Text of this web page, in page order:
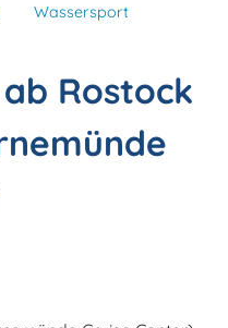
Wassersport
Rostock